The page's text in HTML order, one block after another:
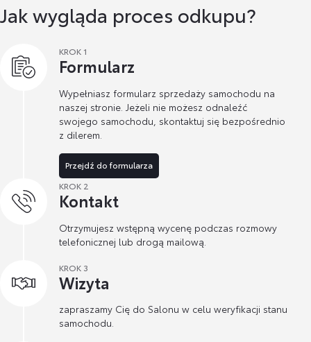
Jak wygląda proces odkupu?
KROK 1
Formularz
Wypełniasz formularz sprzedaży samochodu na
naszej stronie. Jeżeli nie możesz odnaleźć
swojego samochodu, skontaktuj się bezpośrednio
z dilerem.
Przejdź do formularza
KROK 2
Kontakt
Otrzymujesz wstępną wycenę podczas rozmowy
telefonicznej lub drogą mailową.
KROK 3
Wizyta
zapraszamy Cię do Salonu w celu weryfikacji stanu
samochodu.